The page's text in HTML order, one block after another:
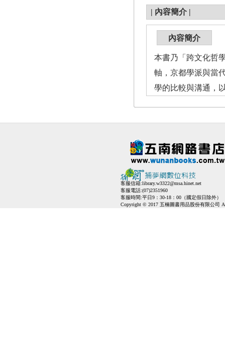
| 內容簡介 |
內容簡介
本書乃「跨文化哲
軸，京都學派與當
學的比較與溝通，
客服信箱:library.w3322@msa.hinet.net
客服電話:(07)2351960
客服時間:平日9：30-18：00（國定假日除外）
Copyright © 2017 五楠圖書用品股份有限公司